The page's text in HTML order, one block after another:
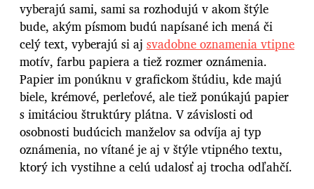
vyberajú sami, sami sa rozhodujú v akom štýle
bude, akým písmom budú napísané ich mená či
celý text, vyberajú si aj svadobne oznamenia vtipne
motív, farbu papiera a tiež rozmer oznámenia.
Papier im ponúknu v grafickom štúdiu, kde majú
biele, krémové, perleťové, ale tiež ponúkajú papier
s imitáciou štruktúry plátna. V závislosti od
osobnosti budúcich manželov sa odvíja aj typ
oznámenia, no vítané je aj v štýle vtipného textu,
ktorý ich vystihne a celú udalosť aj trocha odľahčí.